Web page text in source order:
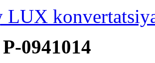
LUX
P-0941014